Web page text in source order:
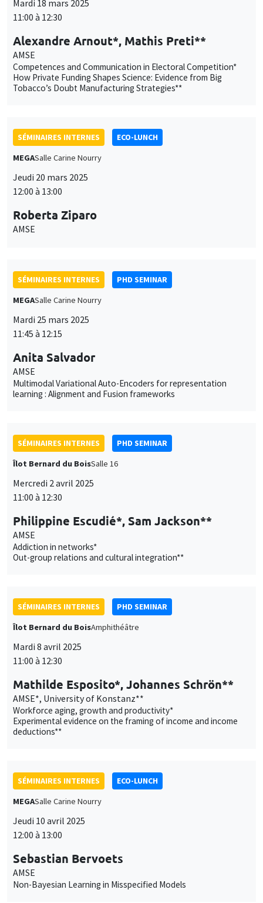
Mardi 18 mars 2025
11:00 à 12:30
Alexandre Arnout*, Mathis Preti**
AMSE
Competences and Communication in Electoral Competition*
How Private Funding Shapes Science: Evidence from Big
Tobacco’s Doubt Manufacturing Strategies**
SÉMINAIRES INTERNES
ECO-LUNCH
MEGASalle Carine Nourry
Jeudi 20 mars 2025
12:00 à 13:00
Roberta Ziparo
AMSE
SÉMINAIRES INTERNES
PHD SEMINAR
MEGASalle Carine Nourry
Mardi 25 mars 2025
11:45 à 12:15
Anita Salvador
AMSE
Multimodal Variational Auto-Encoders for representation
learning : Alignment and Fusion frameworks
SÉMINAIRES INTERNES
PHD SEMINAR
Îlot Bernard du BoisSalle 16
Mercredi 2 avril 2025
11:00 à 12:30
Philippine Escudié*, Sam Jackson**
AMSE
Addiction in networks*
Out-group relations and cultural integration**
SÉMINAIRES INTERNES
PHD SEMINAR
Îlot Bernard du BoisAmphithéâtre
Mardi 8 avril 2025
11:00 à 12:30
Mathilde Esposito*, Johannes Schrön**
AMSE*, University of Konstanz**
Workforce aging, growth and productivity*
Experimental evidence on the framing of income and income
deductions**
SÉMINAIRES INTERNES
ECO-LUNCH
MEGASalle Carine Nourry
Jeudi 10 avril 2025
12:00 à 13:00
Sebastian Bervoets
AMSE
Non-Bayesian Learning in Misspecified Models
Utilisation
des
données
Ce site utilise des cookies et des services tiers pour garantir son bon
contenus multimédias. Vous êtes libre d’accepter, de refuser ou de
personnaliser l’utilisation de ces services. Votre choix pourra être
modifié à tout moment depuis le lien « Gestion des cookies »